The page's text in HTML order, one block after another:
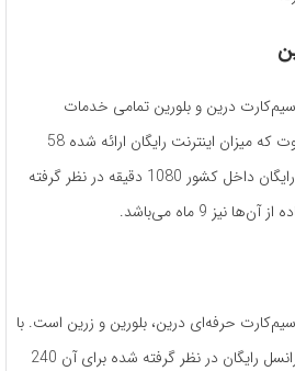
درین و بلورین تمامی خدمات
سیم‌کارت پایه را دارد با این تفاوت که میزان اینترنت رایگان ارائه شده 58
گیگابایت است و میزان مکالمه رایگان داخل کشور 1080 دقیقه در نظر گرفته
9 ماه می‌باشد.
حرفه‌ای درین، بلورین و زرین است. با
این تفاوت که میزان اینترنت ایرانسل رایگان در نظر گرفته شده برای آن 240